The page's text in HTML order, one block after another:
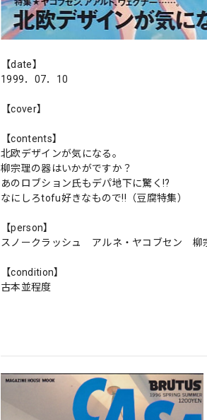
【date】
1999．07．10
【cover】
【contents】
北欧デザインが気になる。
柳宗理の器はいかがですか？
あのロブション氏もデパ地下に驚く!?
なにしろtofu好きなもので!!（豆腐特集）
【person】
スノークラッシュ アルネ・ヤコブセン
【condition】
古本並程度